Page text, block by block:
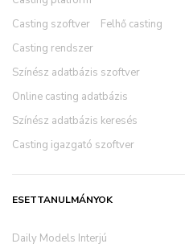
Casting szoftver
Felhő casting
Casting rendszer
Színész adatbázis szoftver
Online casting adatbázis
Színész adatbázis keresés
Casting igazgató szoftver
ESETTANULMÁNYOK
Daily Models Interjú